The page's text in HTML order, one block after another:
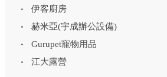
伊客廚房
赫米亞(宇成辦公設備)
Gurupet寵物用品
江大露營